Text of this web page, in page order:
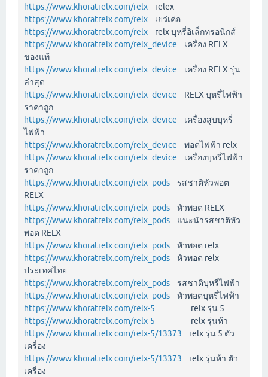
https://www.khoratrelx.com/relx
relex
https://www.khoratrelx.com/relx
เยว่เค่อ
https://www.khoratrelx.com/relx
relx บุหรี่อิเล็กทรอนิกส์
https://www.khoratrelx.com/relx_device
เครื่อง RELX
ของแท้
https://www.khoratrelx.com/relx_device
เครื่อง RELX รุ่น
ล่าสุด
https://www.khoratrelx.com/relx_device
RELX บุหรี่ไฟฟ้า
ราคาถูก
https://www.khoratrelx.com/relx_device
เครื่องสูบบุหรี่
ไฟฟ้า
https://www.khoratrelx.com/relx_device
พอตไฟฟ้า relx
https://www.khoratrelx.com/relx_device
เครื่องบุหรี่ไฟฟ้า
ราคาถูก
https://www.khoratrelx.com/relx_pods
รสชาติหัวพอต
RELX
https://www.khoratrelx.com/relx_pods
หัวพอต RELX
https://www.khoratrelx.com/relx_pods
แนะนำรสชาติหัว
พอต RELX
https://www.khoratrelx.com/relx_pods
หัวพอต relx
https://www.khoratrelx.com/relx_pods
หัวพอต relx
ประเทศไทย
https://www.khoratrelx.com/relx_pods
รสชาติบุหรี่ไฟฟ้า
https://www.khoratrelx.com/relx_pods
หัวพอตบุหรี่ไฟฟ้า
https://www.khoratrelx.com/relx-5
relx รุ่น 5
https://www.khoratrelx.com/relx-5
relx รุ่นห้า
https://www.khoratrelx.com/relx-5/13373
relx รุ่น 5 ตัว
เครื่อง
https://www.khoratrelx.com/relx-5/13373
relx รุ่นห้า ตัว
เครื่อง